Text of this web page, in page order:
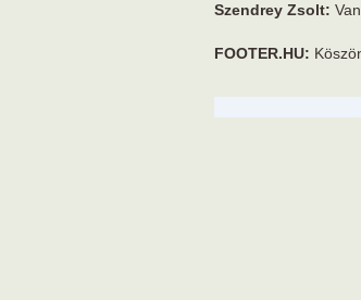
Szendrey Zsolt:
FOOTER.HU: